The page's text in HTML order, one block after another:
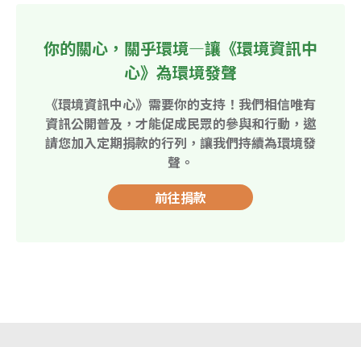
你的關心，關乎環境—讓《環境資訊中
心》為環境發聲
《環境資訊中心》需要你的支持！我們相信唯有
資訊公開普及，才能促成民眾的參與和行動，邀
請您加入定期捐款的行列，讓我們持續為環境發
聲。
前往捐款